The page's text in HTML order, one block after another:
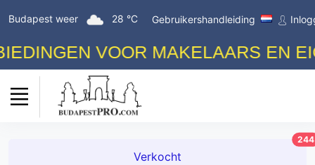
Budapest weer 28 °C Gebruikershandleiding
VOOR MAKELAARS EN
Verkocht
244